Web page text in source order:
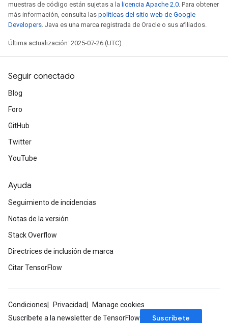
muestras de código están sujetas a la licencia Apache 2.0. Para obtener
más información, consulta las políticas del sitio web de Google
Developers. Java es una marca registrada de Oracle o sus afiliados.
Última actualización: 2025-07-26 (UTC).
Seguir conectado
Blog
Foro
GitHub
Twitter
YouTube
Ayuda
Seguimiento de incidencias
Notas de la versión
Stack Overflow
Directrices de inclusión de marca
Citar TensorFlow
Condiciones Privacidad
Manage cookies
Suscríbete a la newsletter de TensorFlow
Suscríbete